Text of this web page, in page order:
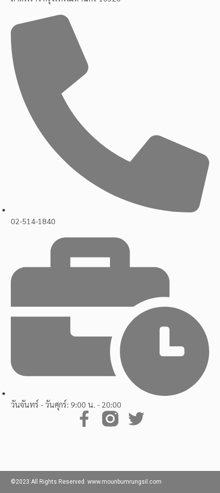
02-514-1840
วันจันทร์ - วันศุกร์: 9:00 น. - 20:00
©2023 All Rights Reserved. www.mounbumrungsil.com